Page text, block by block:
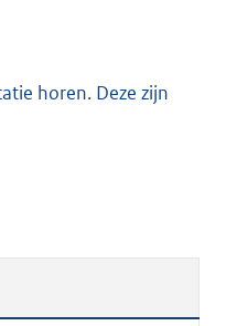
horen. Deze zijn